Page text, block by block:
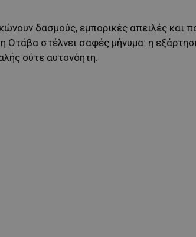
δασμούς, εμπορικές απειλές και
Οτάβα στέλνει σαφές μήνυμα: η
ούτε αυτονόητη.